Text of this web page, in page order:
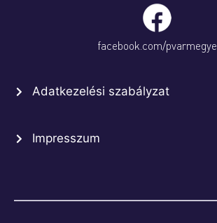
facebook.com/pvarmegye
Adatkezelési szabályzat
Impresszum